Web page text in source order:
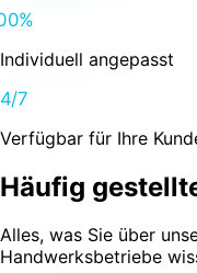
Individuell angepasst
7
Verfügbar für Ihre
Häufig
Alles, was Sie über
Handwerksbetriebe